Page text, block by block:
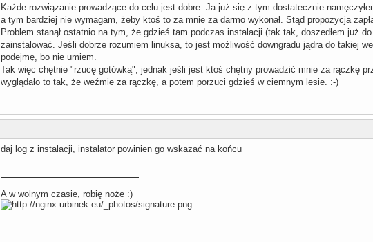
Każde rozwiązanie prowadzące do celu jest dobre. Ja już się z tym dostatecznie
a tym bardziej nie wymagam, żeby ktoś to za mnie za darmo wykonał. Stąd propozycja
Problem stanął ostatnio na tym, że gdzieś tam podczas instalacji (tak tak, doszedłem już
zainstalować. Jeśli dobrze rozumiem linuksa, to jest możliwość downgradu jądra do takiej
podejmę, bo nie umiem.
Tak więc chętnie "rzucę gotówką", jednak jeśli jest ktoś chętny prowadzić mnie za rączkę
wyglądało to tak, że weźmie za rączkę, a potem porzuci gdzieś w ciemnym lesie. :-)
daj log z instalacji, instalator powinien go wskazać na końcu
A w wolnym czasie, robię noże :)